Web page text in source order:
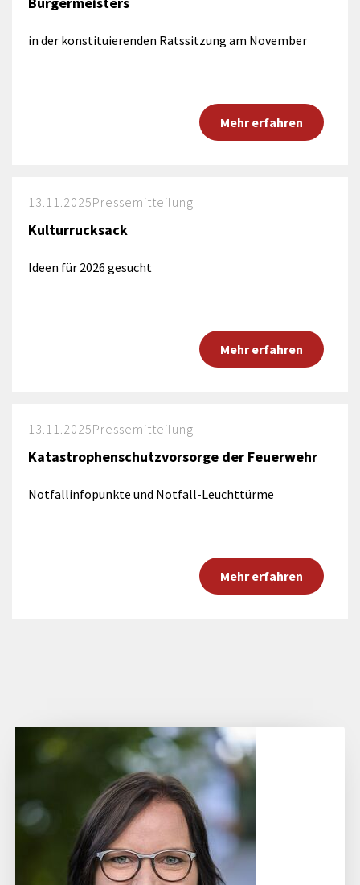
in der konstituierenden Ratssitzung am November
Mehr erfahren
13.11.2025Pressemitteilung
Kulturrucksack
Ideen für 2026 gesucht
Mehr erfahren
13.11.2025Pressemitteilung
Katastrophenschutzvorsorge der Feuerwehr
Notfallinfopunkte und Notfall-Leuchttürme
Mehr erfahren